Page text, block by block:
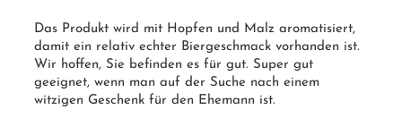
Das Produkt wird mit Hopfen und Malz aromatisiert,
damit ein relativ echter Biergeschmack vorhanden ist.
Wir hoffen, Sie befinden es für gut. Super gut
geeignet, wenn man auf der Suche nach einem
witzigen Geschenk für den Ehemann ist.